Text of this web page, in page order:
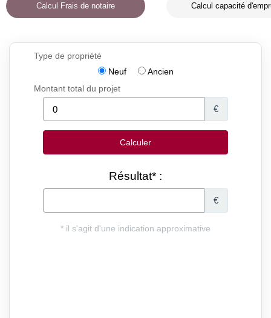
Calcul Frais de notaire Calcul capacité